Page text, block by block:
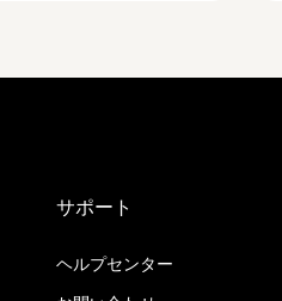
サポート
ヘルプセンター